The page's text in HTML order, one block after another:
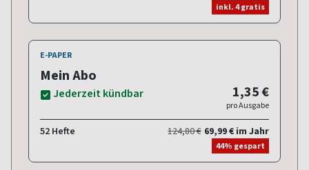
inkl. 4 gratis
E-PAPER
Mein Abo
Jederzeit kündbar 1,35 €
pro Ausgabe
52 Hefte 124,80 € 69,99 € im Jahr
44% gespart